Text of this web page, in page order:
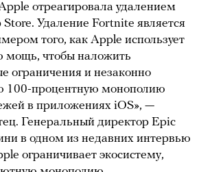
отреагировала удалением
Удаление Fortnite является
того, как Apple использует
мощь, чтобы наложить
ограничения и незаконно
100-процентную монополию
в приложениях iOS», —
Генеральный директор Epic
в одном из недавних интервью
ограничивает экосистему,